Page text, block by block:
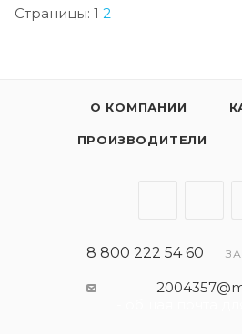
Страницы: 1 2
О КОМПАНИИ
ПРОИЗВОДИТЕЛИ
8 800 222 54 60